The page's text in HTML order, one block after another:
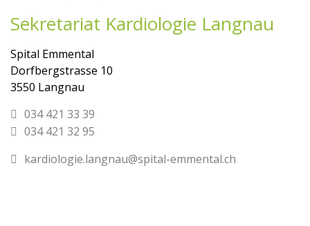
Sekretariat Kardiologie Langnau
Spital Emmental
Dorfbergstrasse 10
3550 Langnau
034 421 33 39
034 421 32 95
kardiologie.langnau@spital-emmental.ch